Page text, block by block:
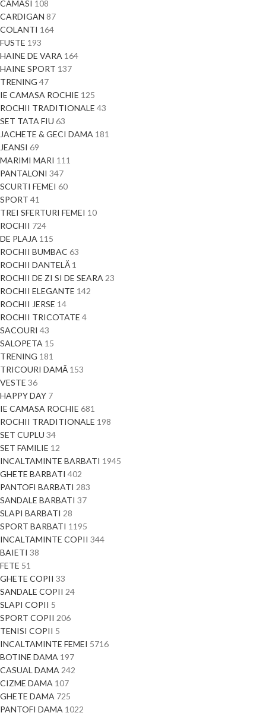
CAMASI 108
CARDIGAN 87
COLANTI 164
FUSTE 193
HAINE DE VARA 164
HAINE SPORT 137
TRENING 47
IE CAMASA ROCHIE 125
ROCHII TRADITIONALE 43
SET TATA FIU 63
JACHETE & GECI DAMA 181
JEANSI 69
MARIMI MARI 111
PANTALONI 347
SCURTI FEMEI 60
SPORT 41
TREI SFERTURI FEMEI 10
ROCHII 724
DE PLAJA 115
ROCHII BUMBAC 63
ROCHII DANTELĂ 1
ROCHII DE ZI SI DE SEARA 23
ROCHII ELEGANTE 142
ROCHII JERSE 14
ROCHII TRICOTATE 4
SACOURI 43
SALOPETA 15
TRENING 181
TRICOURI DAMĂ 153
VESTE 36
HAPPY DAY 7
IE CAMASA ROCHIE 681
ROCHII TRADITIONALE 198
SET CUPLU 34
SET FAMILIE 12
INCALTAMINTE BARBATI 1945
GHETE BARBATI 402
PANTOFI BARBATI 283
SANDALE BARBATI 37
SLAPI BARBATI 28
SPORT BARBATI 1195
INCALTAMINTE COPII 344
BAIETI 38
FETE 51
GHETE COPII 33
SANDALE COPII 24
SLAPI COPII 5
SPORT COPII 206
TENISI COPII 5
INCALTAMINTE FEMEI 5716
BOTINE DAMA 197
CASUAL DAMA 242
CIZME DAMA 107
GHETE DAMA 725
PANTOFI DAMA 1022